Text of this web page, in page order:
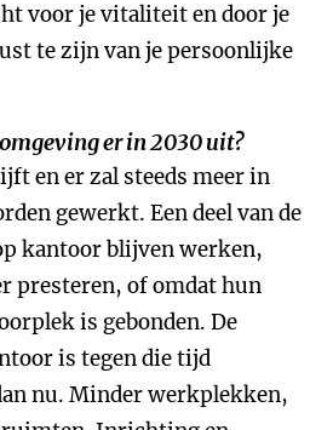
voor je vitaliteit en door je
te zijn van je persoonlijke
er in 2030 uit?
en er zal steeds meer in
gewerkt. Een deel van de
kantoor blijven werken,
presteren, of omdat hun
is gebonden. De
is tegen die tijd
nu. Minder werkplekken,